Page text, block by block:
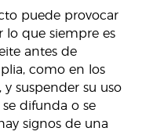
puede provocar
lo que siempre es
antes de
como en los
y suspender su uso
difunda o se
signos de una